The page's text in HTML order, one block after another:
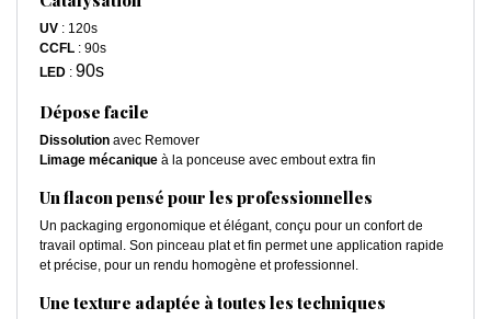
UV : 120s
CCFL : 90s
LED : 90s
Dépose facile
Dissolution avec Remover
Limage mécanique à la ponceuse avec embout extra fin
Un flacon pensé pour les professionnelles
Un packaging ergonomique et élégant, conçu pour un confort de
travail optimal. Son pinceau plat et fin permet une application rapide
et précise, pour un rendu homogène et professionnel.
Une texture adaptée à toutes les techniques